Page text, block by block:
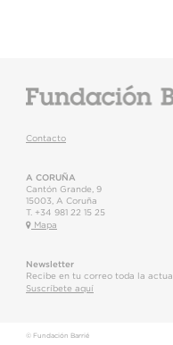
Contacto
A CORUÑA
Cantón Grande, 9
15003
A Coruña
T. +34 981 22 15 25
Mapa
Newsletter
Recibe en tu correo toda la
Suscríbete aquí
© Fundación Barrié